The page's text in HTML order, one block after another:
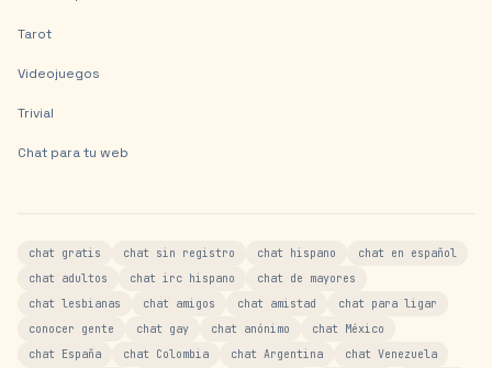
Tarot
Videojuegos
Trivial
Chat para tu web
chat gratis chat sin registro chat hispano
chat en español
chat adultos
chat irc hispano
chat de mayores
chat lesbianas
chat amigos chat amistad
chat para ligar
conocer gente
chat gay chat anónimo
chat México
chat España
chat Colombia chat Argentina
chat Venezuela